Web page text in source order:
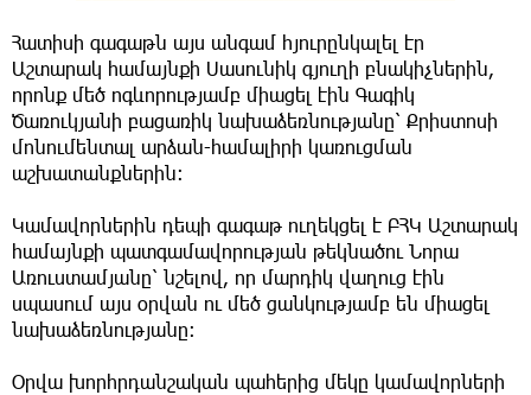
Հատիսի գագաթն այս անգամ հյուրընկալել էր
Աշտարակ համայնքի Սասունիկ գյուղի բնակիչներին,
որոնք մեծ ոգևորությամբ միացել էին Գագիկ
Ծառուկյանի բացառիկ նախաձեռնությանը՝ Քրիստոսի
մոնումենտալ արձան-համալիրի կառուցման
աշխատանքներին։
Կամավորներին դեպի գագաթ ուղեկցել է ԲՀԿ Աշտարակ
համայնքի պատգամավորության թեկնածու Նորա
Առուստամյանը՝ նշելով, որ մարդիկ վաղուց էին
սպասում այս օրվան ու մեծ ցանկությամբ են միացել
նախաձեռնությանը։
Օրվա խորհրդանշական պահերից մեկը կամավորների